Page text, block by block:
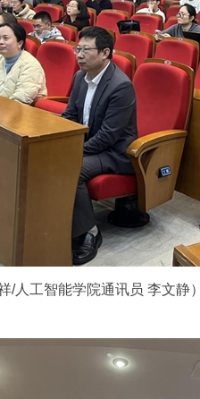
/人工智能学院通讯员 李文静